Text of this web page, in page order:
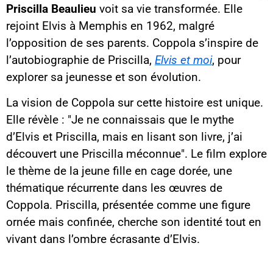
Priscilla Beaulieu voit sa vie transformée. Elle
rejoint Elvis à Memphis en 1962, malgré
l’opposition de ses parents. Coppola s’inspire de
l’autobiographie de Priscilla, Elvis et moi, pour
explorer sa jeunesse et son évolution.
La vision de Coppola sur cette histoire est unique.
Elle révèle : "Je ne connaissais que le mythe
d’Elvis et Priscilla, mais en lisant son livre, j’ai
découvert une Priscilla méconnue". Le film explore
le thème de la jeune fille en cage dorée, une
thématique récurrente dans les œuvres de
Coppola. Priscilla, présentée comme une figure
ornée mais confinée, cherche son identité tout en
vivant dans l’ombre écrasante d’Elvis.